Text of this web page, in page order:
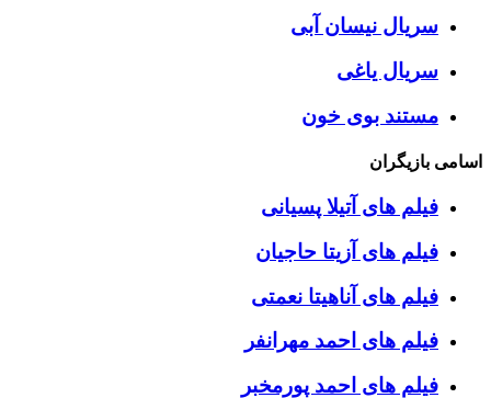
سریال نیسان آبی
سریال یاغی
مستند بوی خون
اسامی بازیگران
فیلم های آتیلا پسیانی
فیلم های آزیتا حاجیان
فیلم های آناهیتا نعمتی
فیلم های احمد مهرانفر
فیلم های احمد پورمخبر